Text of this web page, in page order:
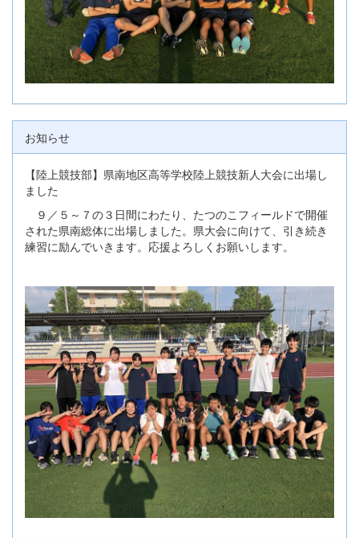
お知らせ
【陸上競技部】県南地区高等学校陸上競技新人大会に出場し
ました
９／５～７の３日間にわたり、たつのこフィールドで開催
された県南総体に出場しました。県大会に向けて、引き続き
練習に励んでいきます。応援よろしくお願いします。